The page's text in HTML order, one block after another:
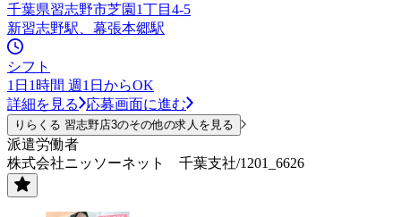
千葉県習志野市芝園1丁目4-5
新習志野駅、幕張本郷駅
シフト
1日1時間 週1日からOK
詳細を見る
応募画面に進む
りらくる 習志野店3のその他の求人を見る
派遣労働者
株式会社ニッソーネット 千葉支社/1201_6626